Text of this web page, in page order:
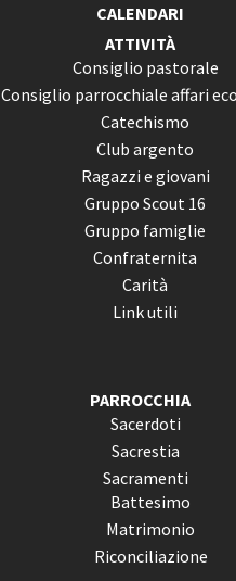
CALENDARI
ATTIVITÀ
Consiglio pastorale
Consiglio parrocchiale affari
Catechismo
Club argento
Ragazzi e giovani
Gruppo Scout 16
Gruppo famiglie
Confraternita
Carità
Link utili
PARROCCHIA
Sacerdoti
Sacrestia
Sacramenti
Battesimo
Matrimonio
Riconciliazione